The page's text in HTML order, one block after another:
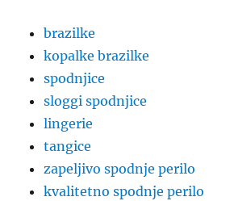
brazilke
kopalke brazilke
spodnjice
sloggi spodnjice
lingerie
tangice
zapeljivo spodnje perilo
kvalitetno spodnje perilo